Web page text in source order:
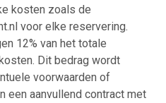
kosten zoals de
voor elke reservering.
12% van het totale
Dit bedrag wordt
voorwaarden of
een aanvullend contract met